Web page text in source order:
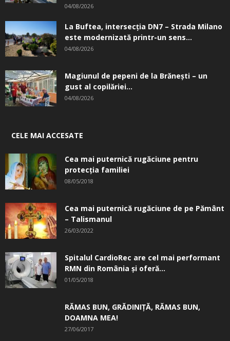
04/08/2026
La Buftea, intersecţia DN7 – Strada Milano
este modernizată printr-un sens...
04/08/2026
Magiunul de pepeni de la Brăneşti – un
gust al copilăriei...
04/08/2026
CELE MAI ACCESATE
Cea mai puternică rugăciune pentru
protecția familiei
08/05/2018
Cea mai puternică rugăciune de pe Pământ
– Talismanul
26/03/2022
Spitalul CardioRec are cel mai performant
RMN din România și oferă...
01/05/2018
RĂMAS BUN, GRĂDINIŢĂ, ­RĂMAS BUN,
DOAMNA MEA!
27/06/2017